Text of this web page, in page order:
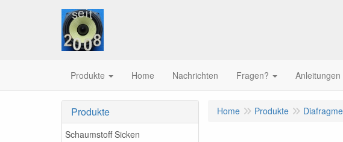
Produkte Home Nachrichten Fragen? Anleitungen
Produkte
Schaumstoff Sicken
Home Produkte